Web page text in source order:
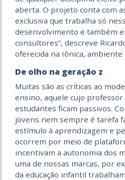
aberta. O projeto conta com
exclusiva que trabalha só
desenvolvimento e também
consultores”, descreve
oferecida na Iônica,
De olho na geração z
Muitas são as críticas ao
ensino, aquele cujo
estudantes ficam passivos.
jovens nem sempre é tarefa
estímulo à aprendizagem e
ocorrem por meio de
incentivam a autonomia dos
uma de nossas marcas, por
da educação infantil